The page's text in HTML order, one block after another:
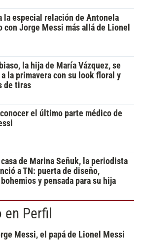
la especial relación de Antonela
con Jorge Messi más allá de Lionel
la hija de María Vázquez, se
la primavera con su look floral y
de tiras
el último parte médico de
de Marina Señuk, la periodista
a TN: puerta de diseño,
y pensada para su hija
Perfil
Messi, el papá de Lionel Messi